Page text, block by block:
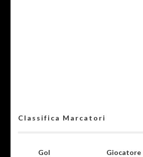
Classifica Marcatori
Gol Giocatore